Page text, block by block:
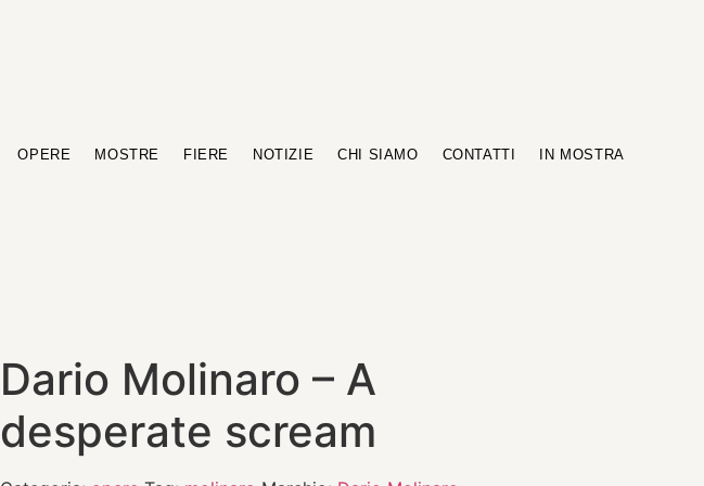
OPERE MOSTRE FIERE NOTIZIE CHI SIAMO CONTATTI IN MOSTRA
Dario Molinaro – A
desperate scream